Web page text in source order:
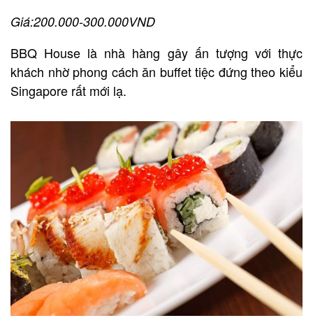
Giá:200.000-300.000VND
BBQ House là nhà hàng gây ấn tượng với thực
khách nhờ phong cách ăn buffet tiệc đứng theo kiểu
Singapore rất mới lạ.